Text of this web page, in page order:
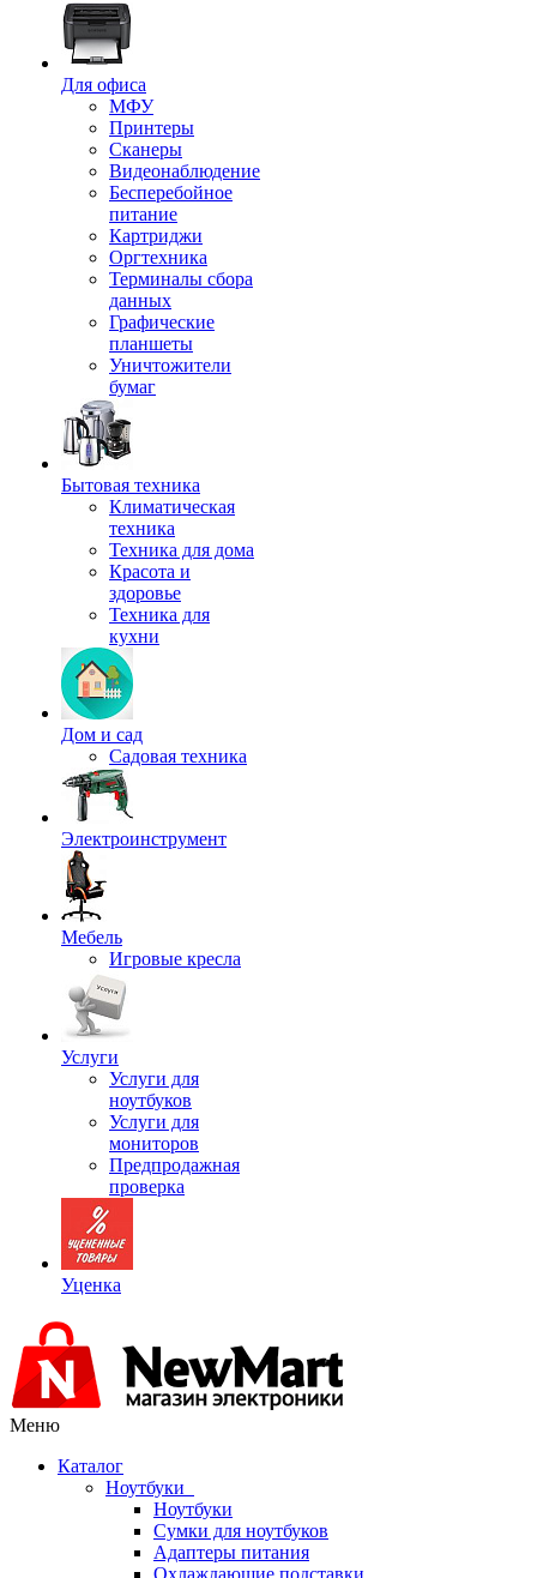
Для офиса
МФУ
Принтеры
Сканеры
Видеонаблюдение
Бесперебойное
питание
Картриджи
Оргтехника
Терминалы сбора
данных
Графические
планшеты
Уничтожители
бумаг
Бытовая техника
Климатическая
техника
Техника для дома
Красота и
здоровье
Техника для
кухни
Дом и сад
Садовая техника
Электроинструмент
Мебель
Игровые кресла
Услуги
Услуги для
ноутбуков
Услуги для
мониторов
Предпродажная
проверка
Уценка
Меню
Каталог
Ноутбуки
Ноутбуки
Сумки для ноутбуков
Адаптеры питания
Охлаждающие подставки